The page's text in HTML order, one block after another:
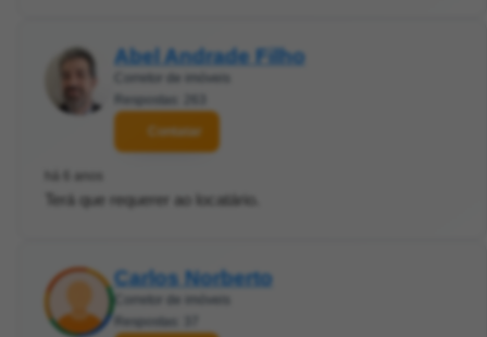
Abel Andrade Filho
Corretor de imóveis
Respostas: 263
Contatar
há 6 anos
Terá que requerer ao locatário.
Carlos Norberto
Corretor de imóveis
Respostas: 37